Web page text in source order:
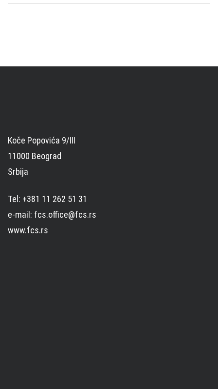
Koče Popovića 9/III
11000 Beograd
Srbija
Tel: +381 11 262 51 31
e-mail: fcs.office@fcs.rs
www.fcs.rs